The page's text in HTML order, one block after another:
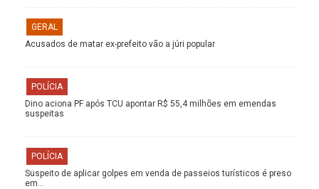
GERAL
Acusados de matar ex-prefeito vão a júri popular
POLÍCIA
Dino aciona PF após TCU apontar R$ 55,4 milhões em emendas
suspeitas
POLÍCIA
Suspeito de aplicar golpes em venda de passeios turísticos é preso
em…